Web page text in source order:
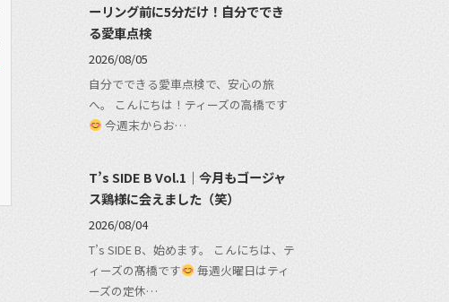
ーリング前に5分だけ！自分ででき
る愛車点検
2026/08/05
自分でできる愛車点検で、安心の旅
へ。 こんにちは！ティーズの高橋です
今週末からお…
T’s SIDE B Vol.1｜今月もゴージャ
ス鶏様に会えました（笑）
2026/08/04
T’s SIDE B、始めます。 こんにちは、テ
ィーズの髙橋です
毎週火曜日はティ
ーズの定休…